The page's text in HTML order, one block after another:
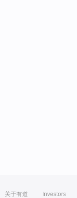
关于有道 Investors